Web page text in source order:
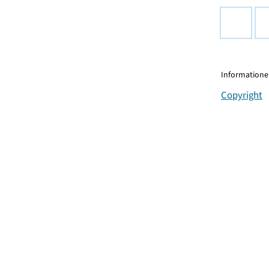
Copyright